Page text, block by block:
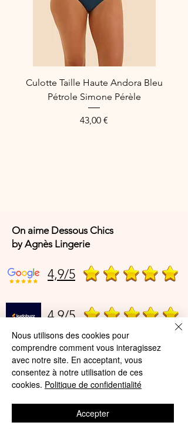
53% Laine peignée
26% Polyamide
12% Coton
7% Viscose
2% Elasthanne
Culotte Taille Haute Andora Bleu
Pétrole Simone Pérèle
Preis
43,00 €
On aime Dessous Chics
by Agnès Lingerie
4,9/5
4,9/5
Offres et Services
A propos de nous
Protection des données
Mentions légales
Nous utilisons des cookies pour
comprendre comment vous interagissez
avec notre site. En acceptant, vous
consentez à notre utilisation de ces
cookies. Politique de confidentialité
Accepter